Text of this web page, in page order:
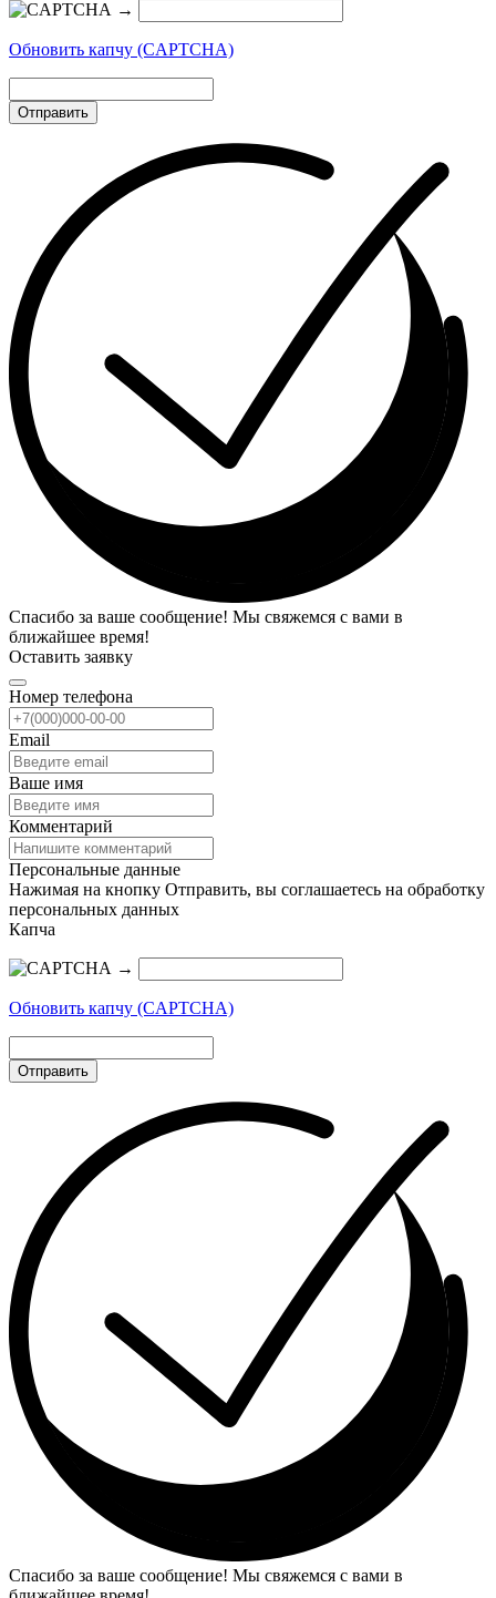
→
Обновить капчу (CAPTCHA)
Отправить
Спасибо за ваше сообщение! Мы свяжемся с вами в
ближайшее время!
Оставить заявку
Номер телефона
Email
Ваше имя
Комментарий
Персональные данные
Нажимая на кнопку Отправить, вы соглашаетесь на обработку
персональных данных
Капча
→
Обновить капчу (CAPTCHA)
Отправить
Спасибо за ваше сообщение! Мы свяжемся с вами в